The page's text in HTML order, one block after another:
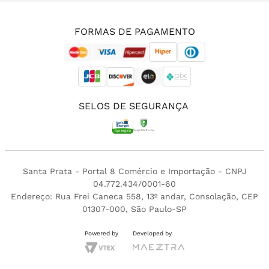
FORMAS DE PAGAMENTO
SELOS DE SEGURANÇA
Santa Prata - Portal 8 Comércio e Importação - CNPJ
04.772.434/0001-60
Endereço: Rua Frei Caneca 558, 13º andar, Consolação, CEP
01307-000, São Paulo-SP
Powered by Developed by